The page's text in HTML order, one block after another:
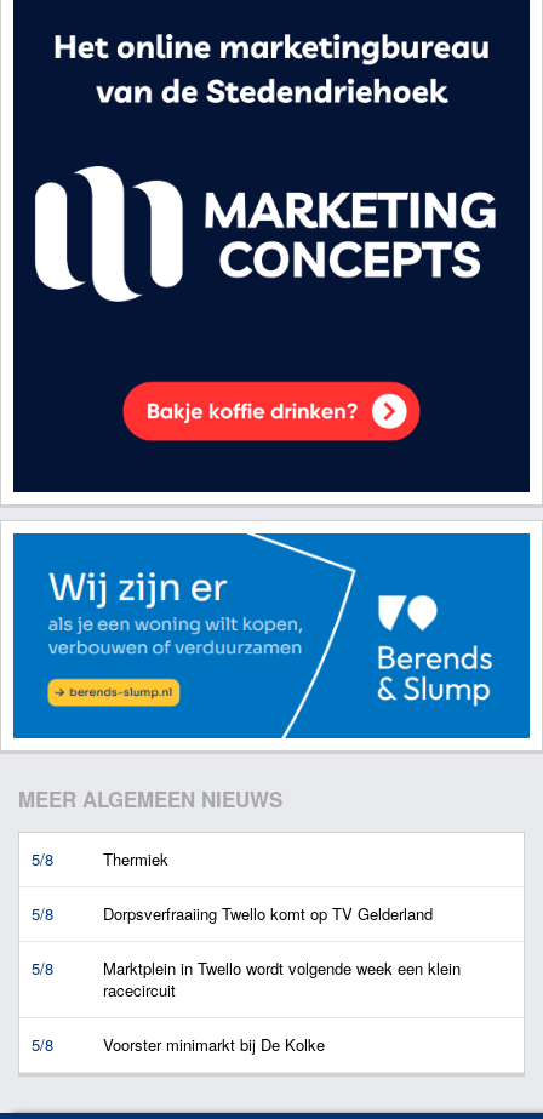
MEER ALGEMEEN NIEUWS
5/8 Thermiek
5/8 Dorpsverfraaiing Twello komt op TV Gelderland
5/8
Marktplein in Twello wordt volgende week een klein
racecircuit
5/8 Voorster minimarkt bij De Kolke